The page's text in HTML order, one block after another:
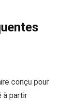
conçu pour
à partir